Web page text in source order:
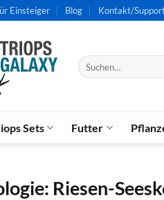
Einsteiger Blog Kontakt/
Suchen
nach:
Sets Futter
Riesen-